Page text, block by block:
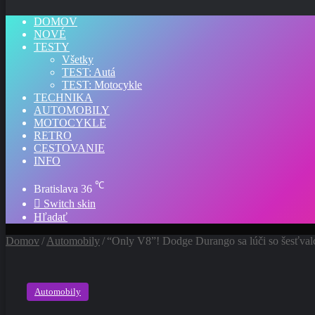
DOMOV
NOVÉ
TESTY
Všetky
TEST: Autá
TEST: Motocykle
TECHNIKA
AUTOMOBILY
MOTOCYKLE
RETRO
CESTOVANIE
INFO
Bratislava 36 ℃
Switch skin
Hľadať
Domov/ Automobily/ “Only V8”! Dodge Durango sa lúči so
Automobily